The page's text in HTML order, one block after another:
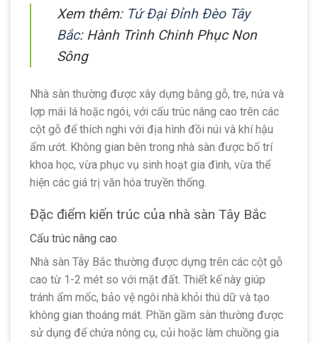
Xem thêm: Tứ Đại Đỉnh Đèo Tây
Bắc: Hành Trình Chinh Phục Non
Sông
Nhà sàn thường được xây dựng bằng gỗ, tre, nứa và
lợp mái lá hoặc ngói, với cấu trúc nâng cao trên các
cột gỗ để thích nghi với địa hình đồi núi và khí hậu
ẩm ướt. Không gian bên trong nhà sàn được bố trí
khoa học, vừa phục vụ sinh hoạt gia đình, vừa thể
hiện các giá trị văn hóa truyền thống.
Đặc điểm kiến trúc của nhà sàn Tây Bắc
Cấu trúc nâng cao
Nhà sàn Tây Bắc thường được dựng trên các cột gỗ
cao từ 1-2 mét so với mặt đất. Thiết kế này giúp
tránh ẩm mốc, bảo vệ ngôi nhà khỏi thú dữ và tạo
không gian thoáng mát. Phần gầm sàn thường được
sử dụng để chứa nông cụ, củi hoặc làm chuồng gia